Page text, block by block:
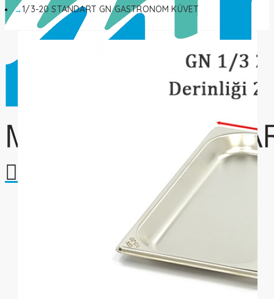
1/3-20 STANDART GN GASTRONOM KÜVET